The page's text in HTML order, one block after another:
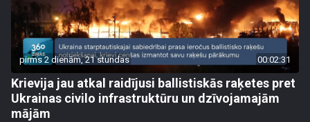
pirms 2 dienām, 21 stundas 00:02:31
Krievija jau atkal raidījusi ballistiskās raķetes pret
Ukrainas civilo infrastruktūru un dzīvojamajām
mājām